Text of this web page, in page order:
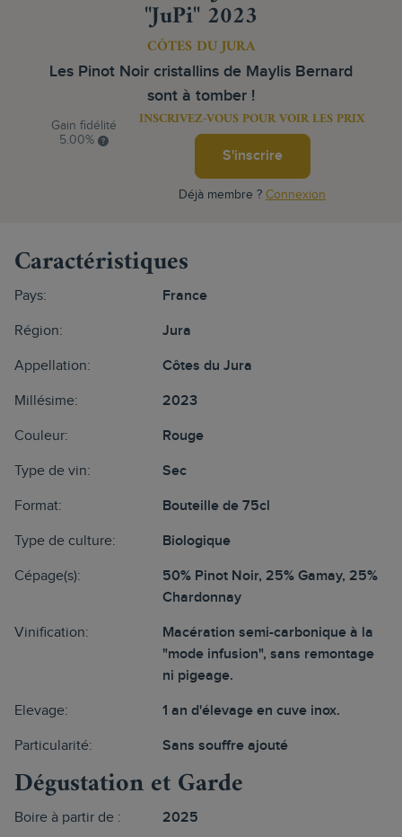
"JuPi" 2023
CÔTES DU JURA
Les Pinot Noir cristallins de Maylis Bernard
sont à tomber !
Gain fidélité
5.00%
INSCRIVEZ-VOUS POUR VOIR LES PRIX
S'inscrire
Déjà membre ? Connexion
Caractéristiques
Pays: France
Région: Jura
Appellation: Côtes du Jura
Millésime: 2023
Couleur: Rouge
Type de vin: Sec
Format: Bouteille de 75cl
Type de culture: Biologique
Cépage(s):
50% Pinot Noir, 25% Gamay, 25%
Chardonnay
Vinification:
Macération semi-carbonique à la
"mode infusion", sans remontage
ni pigeage.
Elevage: 1 an d'élevage en cuve inox.
Particularité: Sans souffre ajouté
Dégustation et Garde
Boire à partir de : 2025